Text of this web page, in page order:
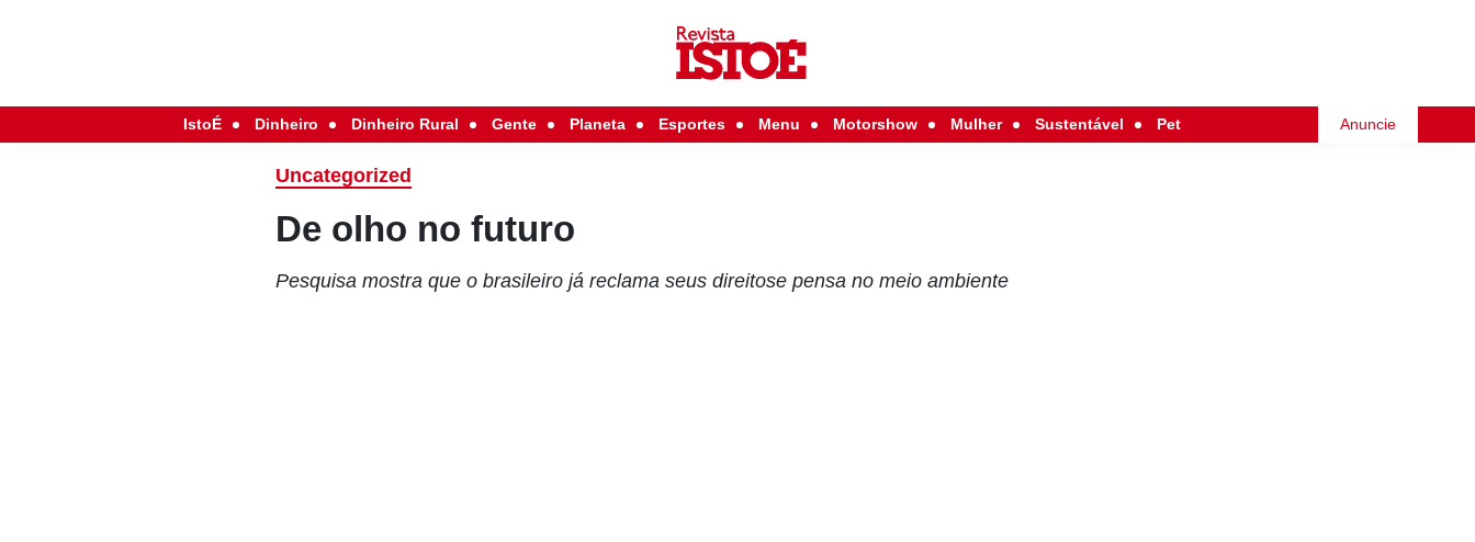
IstoÉ Dinheiro Dinheiro Rural Gente Planeta Esportes Menu Motorshow Mulher Sustentável Pet Anuncie
Uncategorized
De olho no futuro
Pesquisa mostra que o brasileiro já reclama seus direitose pensa no meio ambiente